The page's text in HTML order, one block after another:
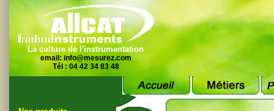
La culture de l'instrumentation
email: info@mesurez.com
Tél : 04 42 34 83 48